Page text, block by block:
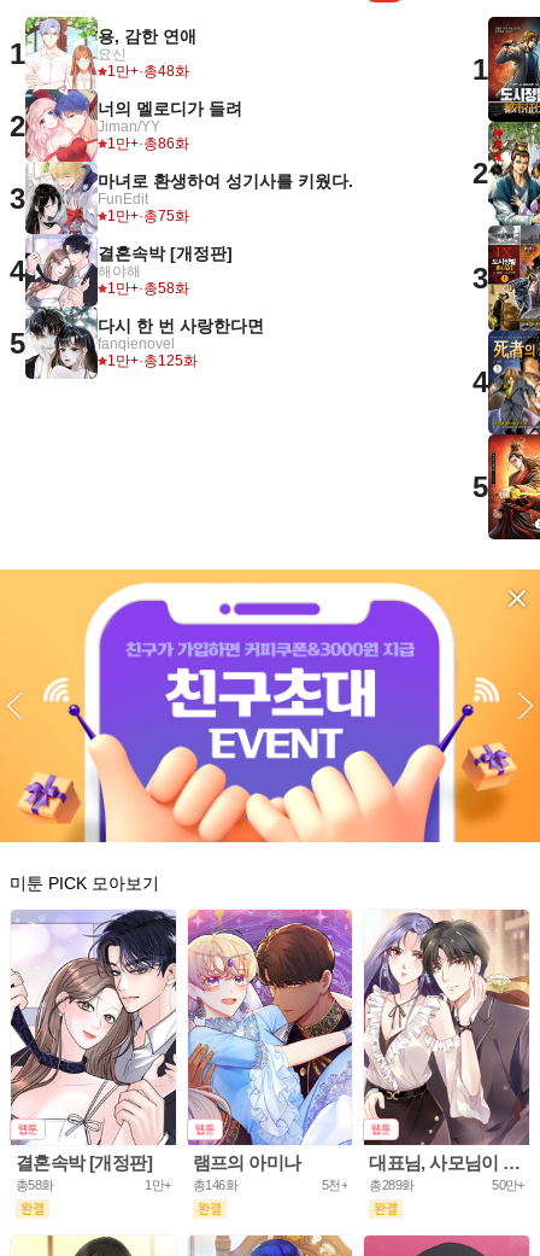
1
용, 감한 연애
요신
1만+·총48화
2
너의 멜로디가 들려
Jiman/YY
1만+·총86화
3
마녀로 환생하여 성기사를 키웠다.
FunEdit
1만+·총75화
4
결혼속박 [개정판]
해야해
1만+·총58화
5
다시 한 번 사랑한다면
fanqienovel
1만+·총125화
1
2
3
4
5
미툰 PICK 모아보기
결혼속박 [개정판]
총58화 1만+
램프의 아미나
총146화 5천+
대표님, 사모님이 도망가요
총289화 50만+